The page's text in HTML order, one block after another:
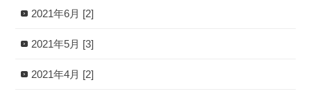
2021年6月 [2]
2021年5月 [3]
2021年4月 [2]